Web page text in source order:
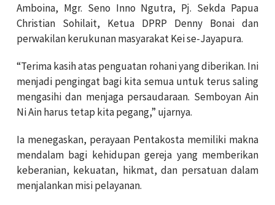
Amboina, Mgr. Seno Inno Ngutra, Pj. Sekda Papua
Christian Sohilait, Ketua DPRP Denny Bonai dan
perwakilan kerukunan masyarakat Kei se-Jayapura.
“Terima kasih atas penguatan rohani yang diberikan. Ini
menjadi pengingat bagi kita semua untuk terus saling
mengasihi dan menjaga persaudaraan. Semboyan Ain
Ni Ain harus tetap kita pegang,” ujarnya.
Ia menegaskan, perayaan Pentakosta memiliki makna
mendalam bagi kehidupan gereja yang memberikan
keberanian, kekuatan, hikmat, dan persatuan dalam
menjalankan misi pelayanan.